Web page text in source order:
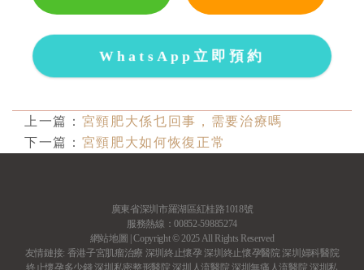
WhatsApp立即預約
上一篇： 宮頸肥大係乜回事，需要治療嗎
下一篇： 宮頸肥大如何恢復正常
廣東省深圳市羅湖區紅桂路1018號
服務熱線：00852-59885274
網站地圖 | Copyright © 2025 All Rights Reserved
友情鏈接: 香港子宮肌瘤治療 深圳終止懷孕深圳終止懷孕醫院深圳婦科醫院
終止懷孕多少錢深圳私密整形醫院 深圳人流醫院 深圳無痛人流醫院 深圳私